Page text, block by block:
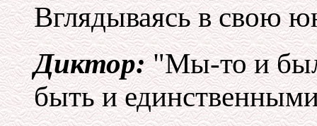
Вглядываясь в свою
Диктор:"Мы-то и
быть и